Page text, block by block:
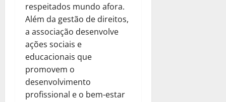
respeitados mundo afora.
Além da gestão de direitos,
a associação desenvolve
ações sociais e
educacionais que
promovem o
desenvolvimento
profissional e o bem-estar